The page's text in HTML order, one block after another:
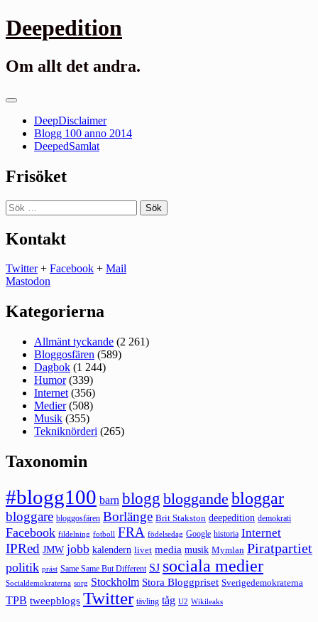
Gå
till
Deepedition
Om allt det andra.
Primär
DeepDisclaimer
Blogg 100 anno 2014
DeepedSamlat
Frisöket
Sök
efter:
Kontakt
Twitter+ Facebook + Mail
Mastodon
Kategorierna
Allmänt tyckande (2 261)
Bloggosfären (589)
Dagbok (1 244)
Humor(339)
Internet (356)
Medier(508)
Musik (355)
Tekniknörderi (265)
Taxonomin
#blogg100 barn blogg bloggande bloggar
bloggare bloggosfären Borlänge Brit Stakston deepedition demokrati
Facebook fildelning fotboll FRA födelsedag Google historia Internet
IPRed JMW jobb kalendern livet media musik Mymlan Piratpartiet
politik präst Same Same But Different SJ sociala medier
Socialdemokraterna sorg Stockholm Stora Bloggpriset Sverigedemokraterna
TPB tweepblogs Twitter tävling tåg U2 Wikileaks